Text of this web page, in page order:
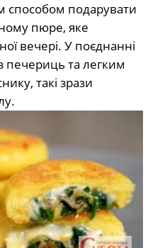
способом подарувати
пюре, яке
вечері. У поєднанні
печериць та легким
такі зрази